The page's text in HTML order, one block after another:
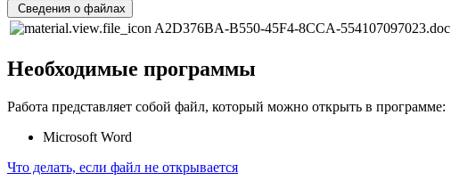
Сведения о файлах
A2D376BA-B550-45F4-8CCA-554107097023.doc
Необходимые программы
Работа представляет собой файл, который можно открыть в программе:
Microsoft Word
Что делать, если файл не открывается